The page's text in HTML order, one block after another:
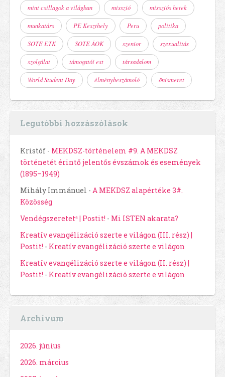
mint csillagok a világban misszió missziós hetek
munkatárs PE Keszthely Peru politika
SOTE ETK SOTE ÁOK szenior szexualitás
szolgálat támogatói est társadalom
World Student Day élménybeszámoló önismeret
Legutóbbi hozzászólások
Kristóf - MEKDSZ-történelem #9. A MEKDSZ
történetét érintő jelentős évszámok és események
(1895–1949)
Mihály Immánuel - A MEKDSZ alapértéke 3#.
Közösség
Vendégszeretet⁶ | Postit! - Mi ISTEN akarata?
Kreatív evangélizáció szerte e világon (III. rész) |
Postit! - Kreatív evangélizáció szerte e világon
Kreatív evangélizáció szerte e világon (II. rész) |
Postit! - Kreatív evangélizáció szerte e világon
Archívum
2026. június
2026. március